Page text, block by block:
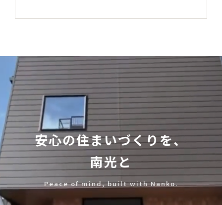
安心の住まいづくりを、
南光と
Peace of mind, built with Nanko.